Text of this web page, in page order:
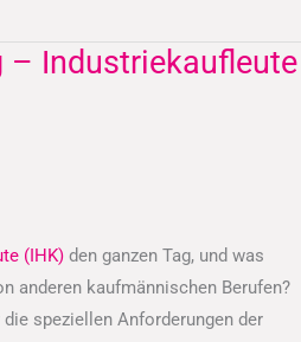
– Industriekaufleute
(IHK) den ganzen Tag, und was
anderen kaufmännischen Berufen?
speziellen Anforderungen der